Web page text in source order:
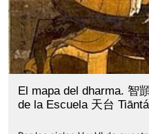
El mapa del dharma. 智
de la Escuela 天台